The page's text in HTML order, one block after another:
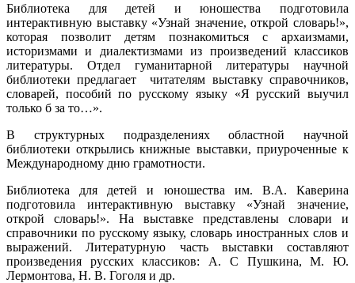
Библиотека для детей и юношества подготовила
интерактивную выставку «Узнай значение, открой словарь!»,
которая позволит детям познакомиться с архаизмами,
историзмами и диалектизмами из произведений классиков
литературы. Отдел гуманитарной литературы научной
библиотеки предлагает читателям выставку справочников,
словарей, пособий по русскому языку «Я русский выучил
только б за то…».
В структурных подразделениях областной научной
библиотеки открылись книжные выставки, приуроченные к
Международному дню грамотности.
Библиотека для детей и юношества им. В.А. Каверина
подготовила интерактивную выставку «Узнай значение,
открой словарь!». На выставке представлены словари и
справочники по русскому языку, словарь иностранных слов и
выражений. Литературную часть выставки составляют
произведения русских классиков: А. С Пушкина, М. Ю.
Лермонтова, Н. В. Гоголя и др.